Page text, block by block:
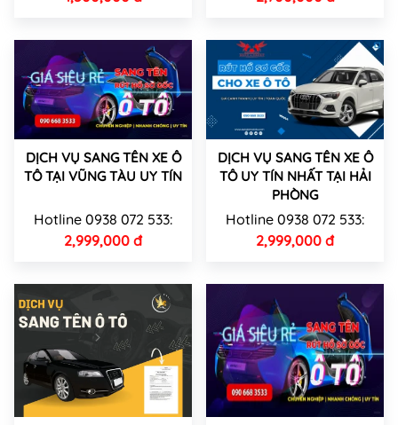
DỊCH VỤ SANG TÊN XE Ô
TÔ TẠI VŨNG TÀU UY TÍN
Hotline 0938 072 533:
2,999,000 đ
DỊCH VỤ SANG TÊN XE Ô
TÔ UY TÍN NHẤT TẠI HẢI
PHÒNG
Hotline 0938 072 533:
2,999,000 đ